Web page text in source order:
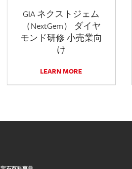
GIA ネクストジェム
（NextGem） ダイヤ
モンド研修 小売業向
け
LEARN MORE